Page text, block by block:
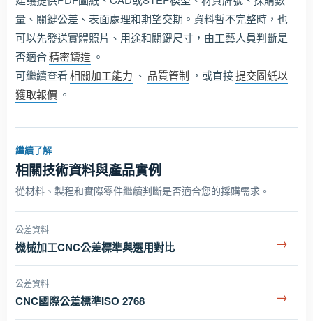
量、關鍵公差、表面處理和期望交期。資料暫不完整時，也
可以先發送實體照片、用途和關鍵尺寸，由工藝人員判斷是
否適合精密鑄造 。
可繼續查看相關加工能力 、 品質管制 ，或直接提交圖紙以
獲取報價 。
繼續了解
相關技術資料與產品實例
從材料、製程和實際零件繼續判斷是否適合您的採購需求。
公差資料
機械加工CNC公差標準與選用對比 →
公差資料
CNC國際公差標準ISO 2768 →